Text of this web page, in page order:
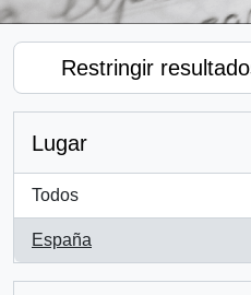
Restringir
Lugar
Todos
España
, 1 resultados